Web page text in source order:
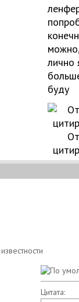
лично
буду
Цитата: